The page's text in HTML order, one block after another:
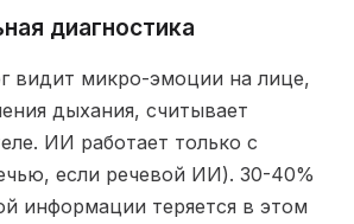
диагностика
видит микро-эмоции на лице,
дыхания, считывает
ИИ работает только с
если речевой ИИ). 30-40%
информации теряется в этом